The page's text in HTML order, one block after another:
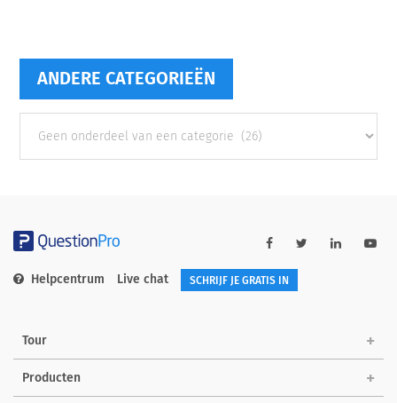
ANDERE CATEGORIEËN
categorieën
Helpcentrum Live chat SCHRIJF JE GRATIS IN
Tour
Producten